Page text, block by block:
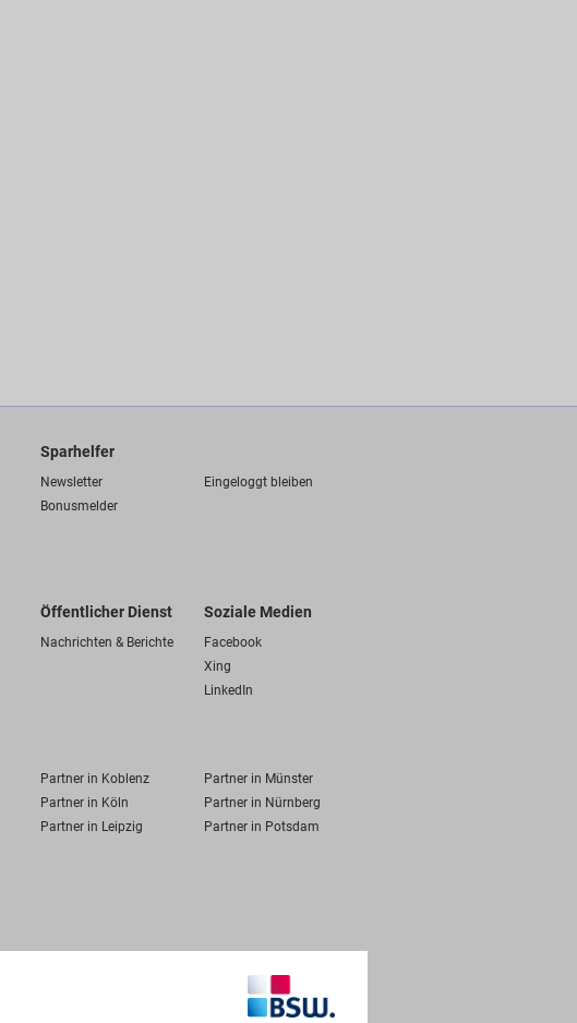
Sparhelfer
Newsletter
Eingeloggt bleiben
Bonusmelder
Öffentlicher Dienst
Nachrichten & Berichte
Soziale Medien
Facebook
Xing
LinkedIn
Partner in Koblenz
Partner in Münster
Partner in Köln
Partner in Nürnberg
Partner in Leipzig Partner in Potsdam